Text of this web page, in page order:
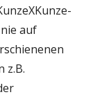
auf
z.B.